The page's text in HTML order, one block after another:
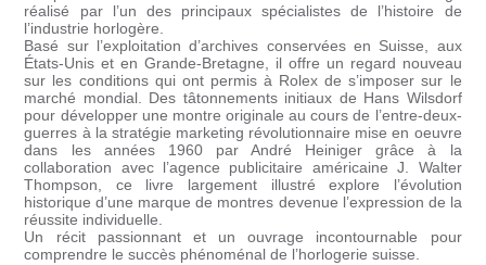
réalisé par l’un des principaux spécialistes de l’histoire de
l’industrie horlogère.
Basé sur l’exploitation d’archives conservées en Suisse, aux
États-Unis et en Grande-Bretagne, il offre un regard nouveau
sur les conditions qui ont permis à Rolex de s’imposer sur le
marché mondial. Des tâtonnements initiaux de Hans Wilsdorf
pour développer une montre originale au cours de l’entre-deux-
guerres à la stratégie marketing révolutionnaire mise en oeuvre
dans les années 1960 par André Heiniger grâce à la
collaboration avec l’agence publicitaire américaine J. Walter
Thompson, ce livre largement illustré explore l’évolution
historique d’une marque de montres devenue l’expression de la
réussite individuelle.
Un récit passionnant et un ouvrage incontournable pour
comprendre le succès phénoménal de l’horlogerie suisse.